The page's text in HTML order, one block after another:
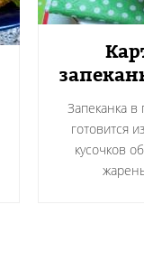
Запеканка
готовится
кусочков